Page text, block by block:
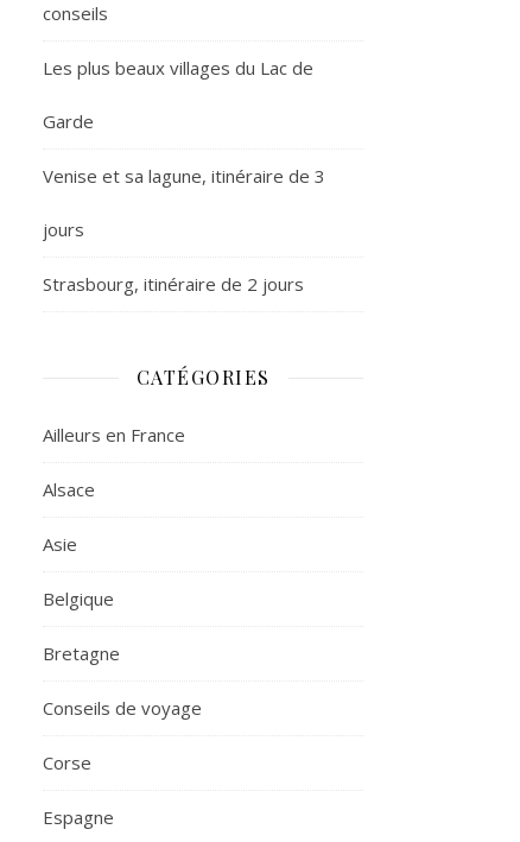
conseils
Les plus beaux villages du Lac de
Garde
Venise et sa lagune, itinéraire de 3
jours
Strasbourg, itinéraire de 2 jours
CATÉGORIES
Ailleurs en France
Alsace
Asie
Belgique
Bretagne
Conseils de voyage
Corse
Espagne